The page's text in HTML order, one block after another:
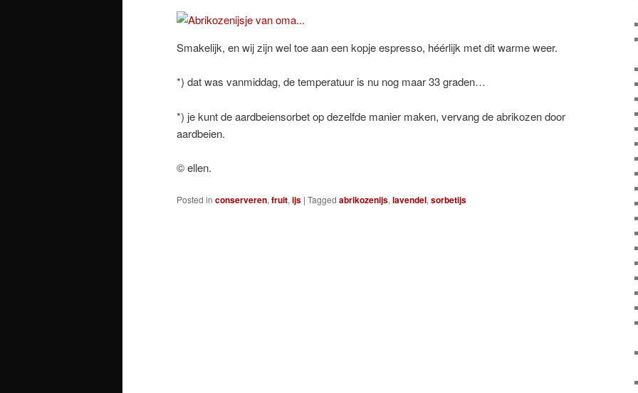
Smakelijk, en wij zijn wel toe aan een kopje espresso, héérlijk met dit warme weer.
*) dat was vanmiddag, de temperatuur is nu nog maar 33 graden…
*) je kunt de aardbeiensorbet op dezelfde manier maken, vervang de abrikozen door
aardbeien.
© ellen.
Posted in conserveren, fruit, ijs | Tagged abrikozenijs, lavendel, sorbetijs